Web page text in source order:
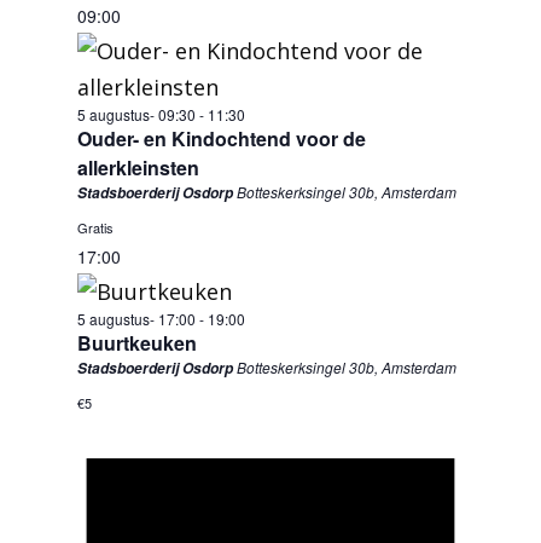
09:00
5 augustus- 09:30 - 11:30
Ouder- en Kindochtend voor de
allerkleinsten
Stadsboerderij OsdorpBotteskerksingel 30b, Amsterdam
Gratis
17:00
5 augustus- 17:00 - 19:00
Buurtkeuken
Stadsboerderij OsdorpBotteskerksingel 30b, Amsterdam
€5